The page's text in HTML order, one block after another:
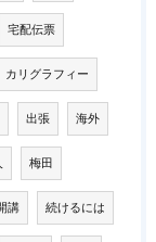
宅配伝票
カリグラフィー
出張 海外
梅田
講 続けるには